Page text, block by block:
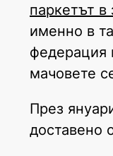
паркетът в
именно в
федерация
мачовете
През
доставено